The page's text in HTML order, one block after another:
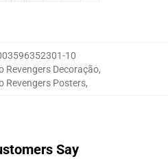
10
Revengers Decoração,
Revengers Posters,
Say